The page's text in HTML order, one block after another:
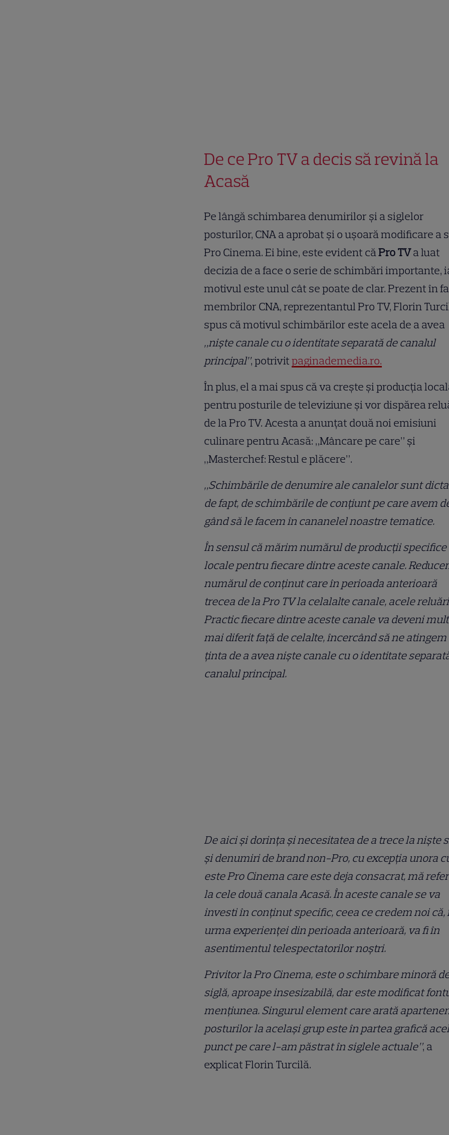
De ce Pro TV a decis să revină la
Acasă
Pe lângă schimbarea denumirilor și a siglelor
posturilor, CNA a aprobat şi o uşoară modificare a
Pro Cinema. Ei bine, este evident căPro TVa luat
decizia de a face o serie de schimbări importante,
motivul este unul cât se poate de clar. Prezent în
membrilor CNA, reprezentantul Pro TV, Florin
spus că motivul schimbărilor este acela de a avea
„nişte canale cu o identitate separată de canalul
principal”, potrivitpaginademedia.ro.
În plus, el a mai spus că va creşte şi producţia
pentru posturile de televiziune şi vor dispărea
de la Pro TV. Acesta a anunţat două noi emisiuni
culinare pentru Acasă: „Mâncare pe care” şi
„Masterchef: Restul e plăcere”.
„Schimbările de denumire ale canalelor sunt
de fapt, de schimbările de conţiunt pe care avem
gând să le facem în cananelel noastre tematice.
În sensul că mărim numărul de producţii specifice
locale pentru fiecare dintre aceste canale.
numărul de conţinut care în perioada anterioară
trecea de la Pro TV la celalalte canale, acele
Practic fiecare dintre aceste canale va deveni mult
mai diferit faţă de celalte, încercând să ne atingem
ţinta de a avea nişte canale cu o identitate
canalul principal.
De aici şi dorinţa şi necesitatea de a trece la nişte
şi denumiri de brand non-Pro, cu excepţia unora
este Pro Cinema care este deja consacrat, mă
la cele două canala Acasă. În aceste canale se va
investi în conţinut specific, ceea ce credem noi că,
urma experienţei din perioada anterioară, va fi în
asentimentul telespectatorilor noştri.
Privitor la Pro Cinema, este o schimbare minoră
siglă, aproape insesizabilă, dar este modificat
menţiunea. Singurul element care arată
posturilor la acelaşi grup este în partea grafică acel
punct pe care l-am păstrat în siglele actuale”, a
explicat Florin Turcilă.